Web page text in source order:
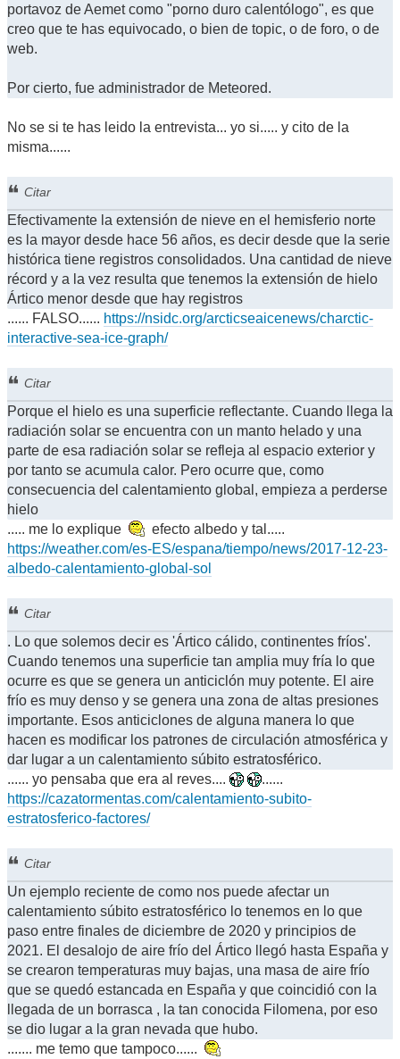
portavoz de Aemet como "porno duro calentólogo", es que
creo que te has equivocado, o bien de topic, o de foro, o de
web.
Por cierto, fue administrador de Meteored.
No se si te has leido la entrevista... yo si..... y cito de la
misma......
Citar
Efectivamente la extensión de nieve en el hemisferio norte
es la mayor desde hace 56 años, es decir desde que la serie
histórica tiene registros consolidados. Una cantidad de nieve
récord y a la vez resulta que tenemos la extensión de hielo
Ártico menor desde que hay registros
...... FALSO...... https://nsidc.org/arcticseaicenews/charctic-
interactive-sea-ice-graph/
Citar
Porque el hielo es una superficie reflectante. Cuando llega la
radiación solar se encuentra con un manto helado y una
parte de esa radiación solar se refleja al espacio exterior y
por tanto se acumula calor. Pero ocurre que, como
consecuencia del calentamiento global, empieza a perderse
hielo
..... me lo explique
efecto albedo y tal.....
https://weather.com/es-ES/espana/tiempo/news/2017-12-23-
albedo-calentamiento-global-sol
Citar
. Lo que solemos decir es 'Ártico cálido, continentes fríos'.
Cuando tenemos una superficie tan amplia muy fría lo que
ocurre es que se genera un anticiclón muy potente. El aire
frío es muy denso y se genera una zona de altas presiones
importante. Esos anticiclones de alguna manera lo que
hacen es modificar los patrones de circulación atmosférica y
dar lugar a un calentamiento súbito estratosférico.
...... yo pensaba que era al reves....
......
https://cazatormentas.com/calentamiento-subito-
estratosferico-factores/
Citar
Un ejemplo reciente de como nos puede afectar un
calentamiento súbito estratosférico lo tenemos en lo que
paso entre finales de diciembre de 2020 y principios de
2021. El desalojo de aire frío del Ártico llegó hasta España y
se crearon temperaturas muy bajas, una masa de aire frío
que se quedó estancada en España y que coincidió con la
llegada de un borrasca , la tan conocida Filomena, por eso
se dio lugar a la gran nevada que hubo.
....... me temo que tampoco......